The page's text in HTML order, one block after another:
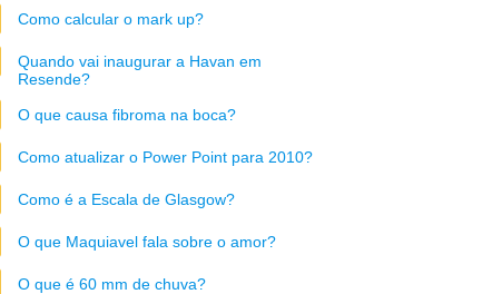
Como calcular o mark up?
Quando vai inaugurar a Havan em
Resende?
O que causa fibroma na boca?
Como atualizar o Power Point para 2010?
Como é a Escala de Glasgow?
O que Maquiavel fala sobre o amor?
O que é 60 mm de chuva?